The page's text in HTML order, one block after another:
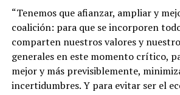
“Tenemos que afianzar, ampliar y
coalición: para que se incorporen
comparten nuestros valores y
generales en este momento crítico,
mejor y más previsiblemente,
incertidumbres. Y para evitar ser el